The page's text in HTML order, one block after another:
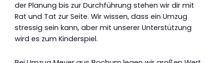
der Planung bis zur Durchführung stehen wir dir mit
Rat und Tat zur Seite. Wir wissen, dass ein Umzug
stressig sein kann, aber mit unserer Unterstützung
wird es zum Kinderspiel.